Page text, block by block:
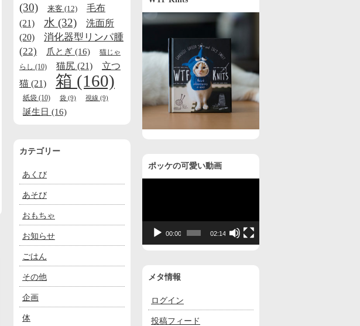
(30)
来客 (12)
毛布
(21)
水 (32)
洗面所
(20)
消化器型リンパ腫
(22)
爪とぎ (16)
猫じゃ
らし (10) 猫尻 (21)
立つ
猫 (21) 箱 (160)
紙袋 (10) 袋 (9) 視線 (9)
誕生日 (16)
カテゴリー
あくび
あそび
おもちゃ
お知らせ
ごはん
その他
企画
体
ポッケの可愛い動画
レ
00:00 02:14
メタ情報
ログイン
投稿フィード